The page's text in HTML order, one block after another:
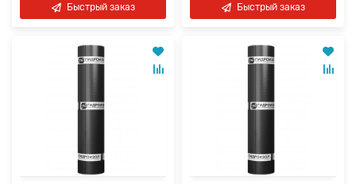
Быстрый заказ Быстрый заказ